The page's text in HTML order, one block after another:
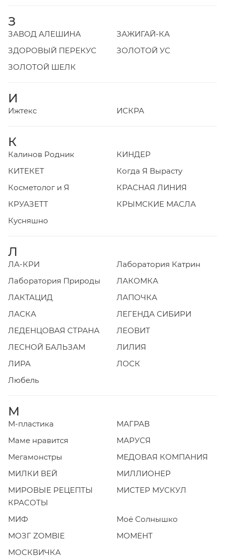
З
ЗАВОД АЛЕШИНА
ЗАЖИГАЙ-КА
ЗДОРОВЫЙ ПЕРЕКУС
ЗОЛОТОЙ УС
ЗОЛОТОЙ ШЕЛК
И
Ижтекс ИСКРА
К
Калинов Родник
КИНДЕР
КИТЕКЕТ
Когда Я Вырасту
Косметолог и Я
КРАСНАЯ ЛИНИЯ
КРУАЗЕТТ
КРЫМСКИЕ МАСЛА
Кусняшно
Л
ЛА-КРИ
Лаборатория Катрин
Лаборатория Природы
ЛАКОМКА
ЛАКТАЦИД
ЛАПОЧКА
ЛАСКА
ЛЕГЕНДА СИБИРИ
ЛЕДЕНЦОВАЯ СТРАНА
ЛЕОВИТ
ЛЕСНОЙ БАЛЬЗАМ
ЛИЛИЯ
ЛИРА
ЛОСК
Любель
М
М-пластика
МАГРАВ
Маме нравится
МАРУСЯ
Мегамонстры
МЕДОВАЯ КОМПАНИЯ
МИЛКИ ВЕЙ
МИЛЛИОНЕР
МИРОВЫЕ РЕЦЕПТЫ
КРАСОТЫ
МИСТЕР МУСКУЛ
МИФ
Моё Солнышко
МОЗГ ZOMBIE
МОМЕНТ
МОСКВИЧКА